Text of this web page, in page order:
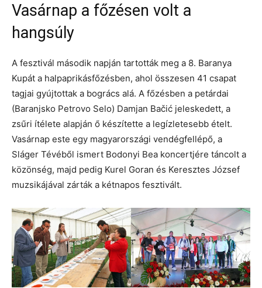
Vasárnap a főzésen volt a
hangsúly
A fesztivál második napján tartották meg a 8. Baranya
Kupát a halpaprikásfőzésben, ahol összesen 41 csapat
tagjai gyújtottak a bogrács alá. A főzésben a petárdai
(Baranjsko Petrovo Selo) Damjan Bačić jeleskedett, a
zsűri ítélete alapján ő készítette a legízletesebb ételt.
Vasárnap este egy magyarországi vendégfellépő, a
Sláger Tévéből ismert Bodonyi Bea koncertjére táncolt a
közönség, majd pedig Kurel Goran és Keresztes József
muzsikájával zárták a kétnapos fesztivált.